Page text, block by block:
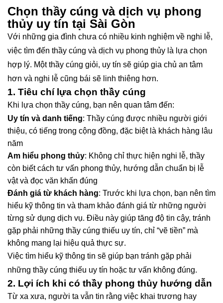
Chọn thầy cúng và dịch vụ phong
thủy uy tín tại Sài Gòn
Với những gia đình chưa có nhiều kinh nghiệm về nghi lễ,
việc tìm đến thầy cúng và dịch vụ phong thủy là lựa chọn
hợp lý. Một thầy cúng giỏi, uy tín sẽ giúp gia chủ an tâm
hơn và nghi lễ cũng bái sẽ linh thiêng hơn.
1. Tiêu chí lựa chọn thầy cúng
Khi lựa chọn thầy cúng, bạn nên quan tâm đến:
Uy tín và danh tiếng: Thầy cúng được nhiều người giới
thiệu, có tiếng trong cộng đồng, đặc biệt là khách hàng lâu
năm
Am hiểu phong thủy: Không chỉ thực hiện nghi lễ, thầy
còn biết cách tư vấn phong thủy, hướng dẫn chuẩn bị lễ
vật và đọc văn khấn đúng
Đánh giá từ khách hàng: Trước khi lựa chọn, bạn nên tìm
hiểu kỹ thông tin và tham khảo đánh giá từ những người
từng sử dụng dịch vụ. Điều này giúp tăng độ tin cậy, tránh
gặp phải những thầy cúng thiếu uy tín, chỉ “vẽ tiền” mà
không mang lại hiệu quả thực sự.
Việc tìm hiểu kỹ thông tin sẽ giúp bạn tránh gặp phải
những thầy cúng thiếu uy tín hoặc tư vấn không đúng.
2. Lợi ích khi có thầy phong thủy hướng dẫn
Từ xa xưa, người ta vẫn tin rằng việc khai trương hay